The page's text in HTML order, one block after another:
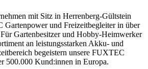
mit Sitz in Herrenberg-Gültstein
und Freizeitbegleiter in über
Gartenbesitzer und Hobby-Heimwerker
an leistungsstarken Akku- und
begeistern unsere FUXTEC
500.000 Kund:innen in Europa.